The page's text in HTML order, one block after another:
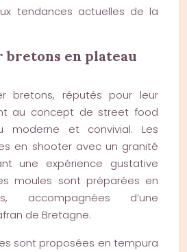
tendances actuelles de la
bretons en plateau
bretons, réputés pour leur
au concept de street food
moderne et convivial. Les
en shooter avec un granité
une expérience gustative
moules sont préparées en
accompagnées d’une
de Bretagne.
sont proposées en tempura